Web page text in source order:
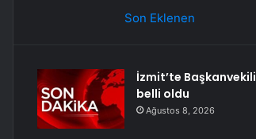
Son Eklenen
İzmit’te Başkanvekili
belli oldu
Ağustos 8, 2026